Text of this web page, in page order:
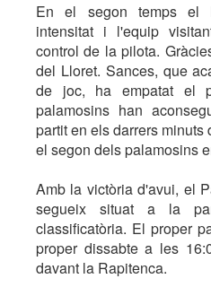
En el segon temps el
intensitat i l'equip
control de la pilota.
del Lloret. Sances, que
de joc, ha empatat el
palamosins han
partit en els darrers minuts
el segon dels palamosins
Amb la victòria d'avui, el
segueix situat a la
classificatòria. El proper
proper dissabte a les
davant la Rapitenca.